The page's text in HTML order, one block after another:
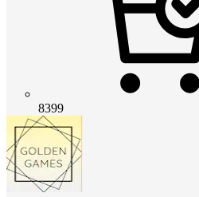
8399